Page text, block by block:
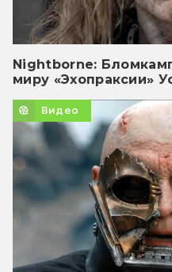
Nightborne:
миру «Эхопраксии»
Видео